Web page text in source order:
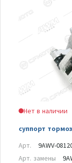
Нет в наличии
суппорт
Арт.
9AWV-
Арт. замены